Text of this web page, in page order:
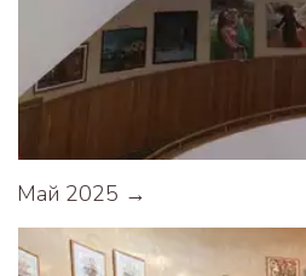
Май 2025 →